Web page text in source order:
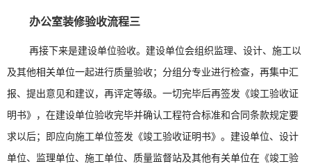
办公室装修验收流程三
再接下来是建设单位验收。建设单位会组织监理、设计、施工以
及其他相关单位一起进行质量验收；分组分专业进行检查，再集中汇
报、提出意见和建议，再评定等级。一切完毕后再签发《竣工验收证
明书》，在建设单位验收完毕并确认工程符合标准和合同条款规定要
求以后；即应向施工单位签发《竣工验收证明书》。建设单位、设计
单位、监理单位、施工单位、质量监督站及其他有关单位在《竣工验